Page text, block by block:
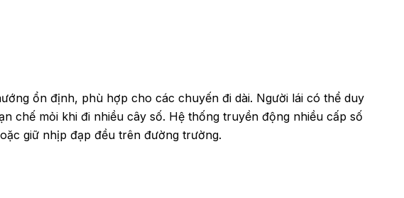
ổn định, phù hợp cho các chuyến đi dài. Người lái có thể duy
chế mỏi khi đi nhiều cây số. Hệ thống truyền động nhiều cấp số
giữ nhịp đạp đều trên đường trường.